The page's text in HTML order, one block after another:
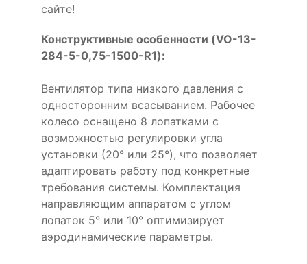
сайте!
Конструктивные особенности (VO-13-
284-5-0,75-1500-R1):
Вентилятор типа низкого давления с
односторонним всасыванием. Рабочее
колесо оснащено 8 лопатками с
возможностью регулировки угла
установки (20° или 25°), что позволяет
адаптировать работу под конкретные
требования системы. Комплектация
направляющим аппаратом с углом
лопаток 5° или 10° оптимизирует
аэродинамические параметры.